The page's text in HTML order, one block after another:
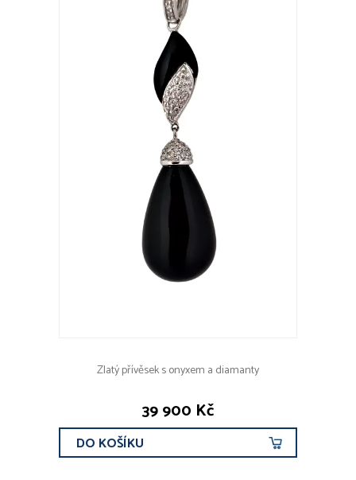
Zlatý přívěsek s onyxem a diamanty
39 900 Kč
DO KOŠÍKU